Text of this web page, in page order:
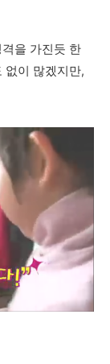
을 가진듯 한
없이 많겠지만,